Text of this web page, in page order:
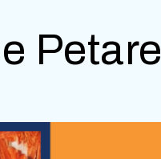
Petare